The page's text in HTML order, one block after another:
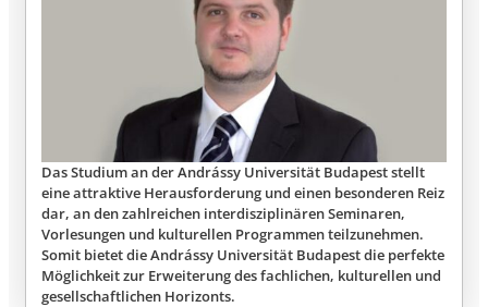
Das Studium an der Andrássy Universität Budapest stellt
eine attraktive Herausforderung und einen besonderen Reiz
dar, an den zahlreichen interdisziplinären Seminaren,
Vorlesungen und kulturellen Programmen teilzunehmen.
Somit bietet die Andrássy Universität Budapest die perfekte
Möglichkeit zur Erweiterung des fachlichen, kulturellen und
gesellschaftlichen Horizonts.